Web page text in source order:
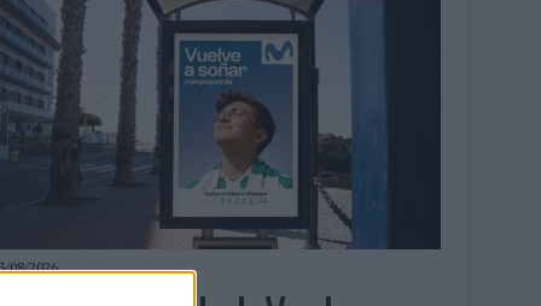
08/2026